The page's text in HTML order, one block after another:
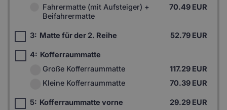
Fahrermatte (mit Aufsteiger) +
Beifahrermatte
70.49 EUR
3: Matte für der 2. Reihe 52.79 EUR
4: Kofferraummatte
Große Kofferraummatte
117.29 EUR
Kleine Kofferraummatte
70.39 EUR
5: Kofferraummatte vorne 29.29 EUR